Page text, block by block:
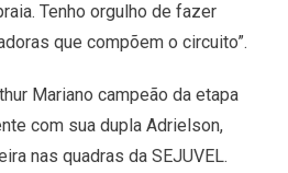
Tenho orgulho de fazer
que compõem o circuito”.
Mariano campeão da etapa
com sua dupla Adrielson,
nas quadras da SEJUVEL.